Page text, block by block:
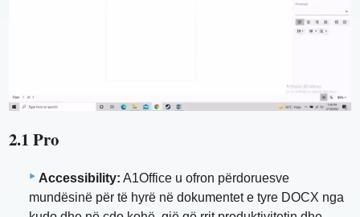
2.1 Pro
Accessibility: A1Office u ofron përdoruesve
mundësinë për të hyrë në dokumentet e tyre DOCX nga